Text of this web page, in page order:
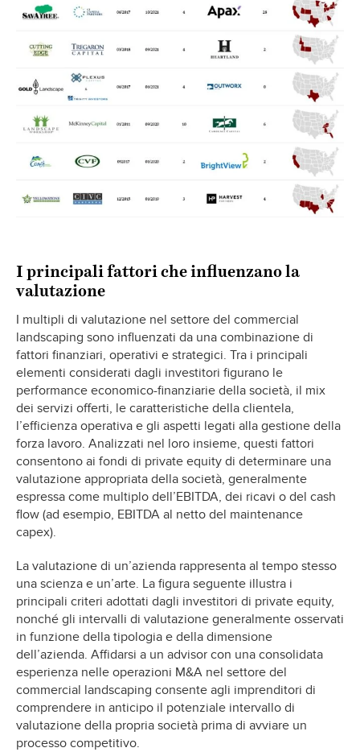
I principali fattori che influenzano la
valutazione
I multipli di valutazione nel settore del commercial
landscaping sono influenzati da una combinazione di
fattori finanziari, operativi e strategici. Tra i principali
elementi considerati dagli investitori figurano le
performance economico-finanziarie della società, il mix
dei servizi offerti, le caratteristiche della clientela,
l’efficienza operativa e gli aspetti legati alla gestione della
forza lavoro. Analizzati nel loro insieme, questi fattori
consentono ai fondi di private equity di determinare una
valutazione appropriata della società, generalmente
espressa come multiplo dell’EBITDA, dei ricavi o del cash
flow (ad esempio, EBITDA al netto del maintenance
capex).
La valutazione di un’azienda rappresenta al tempo stesso
una scienza e un’arte. La figura seguente illustra i
principali criteri adottati dagli investitori di private equity,
nonché gli intervalli di valutazione generalmente osservati
in funzione della tipologia e della dimensione
dell’azienda. Affidarsi a un advisor con una consolidata
esperienza nelle operazioni M&A nel settore del
commercial landscaping consente agli imprenditori di
comprendere in anticipo il potenziale intervallo di
valutazione della propria società prima di avviare un
processo competitivo.